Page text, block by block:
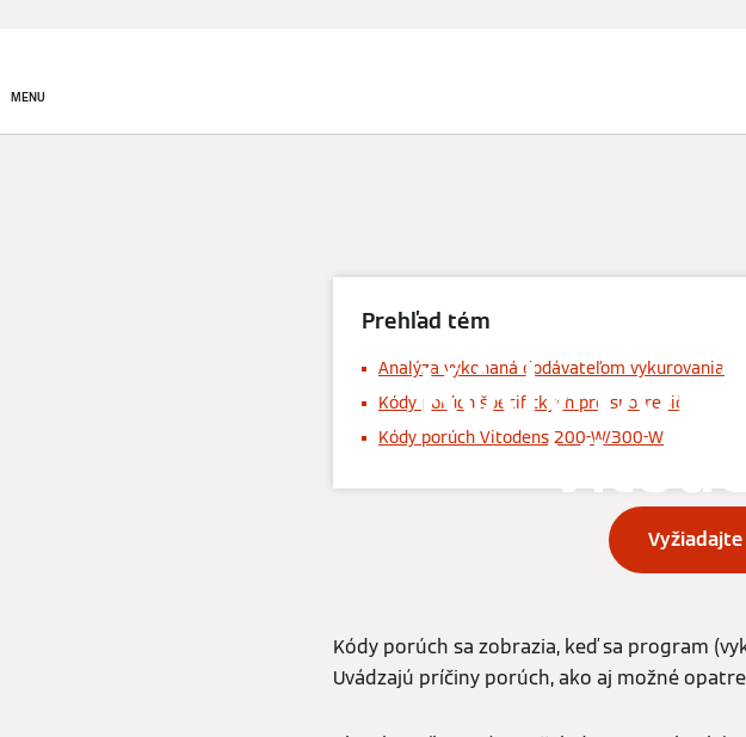
MENU
Kódy
Prehľad tém
Analýza vykonaná dodávateľom vykurovania
Kódy porúch špecifických pre spotrebič
Kódy porúch Vitodens 200-W/300-W
Kódy porúch sa zobrazia, keď sa program
Uvádzajú príčiny porúch, ako aj možné